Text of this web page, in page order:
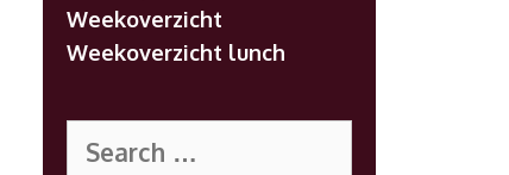
Weekoverzicht
Weekoverzicht lunch
for: